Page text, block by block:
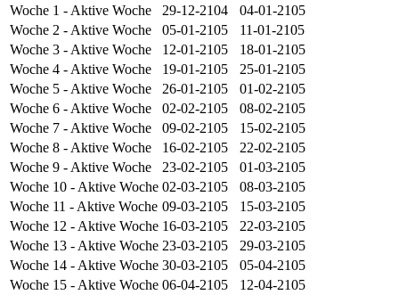
Woche 1 - Aktive Woche 29-12-2104
04-01-2105
Woche 2 - Aktive Woche 05-01-2105
11-01-2105
Woche 3 - Aktive Woche 12-01-2105
18-01-2105
Woche 4 - Aktive Woche 19-01-2105
25-01-2105
Woche 5 - Aktive Woche 26-01-2105
01-02-2105
Woche 6 - Aktive Woche 02-02-2105
08-02-2105
Woche 7 - Aktive Woche 09-02-2105
15-02-2105
Woche 8 - Aktive Woche 16-02-2105
22-02-2105
Woche 9 - Aktive Woche 23-02-2105
01-03-2105
Woche 10 - Aktive Woche 02-03-2105
08-03-2105
Woche 11 - Aktive Woche 09-03-2105
15-03-2105
Woche 12 - Aktive Woche 16-03-2105
22-03-2105
Woche 13 - Aktive Woche 23-03-2105
29-03-2105
Woche 14 - Aktive Woche 30-03-2105
05-04-2105
Woche 15 - Aktive Woche 06-04-2105
12-04-2105